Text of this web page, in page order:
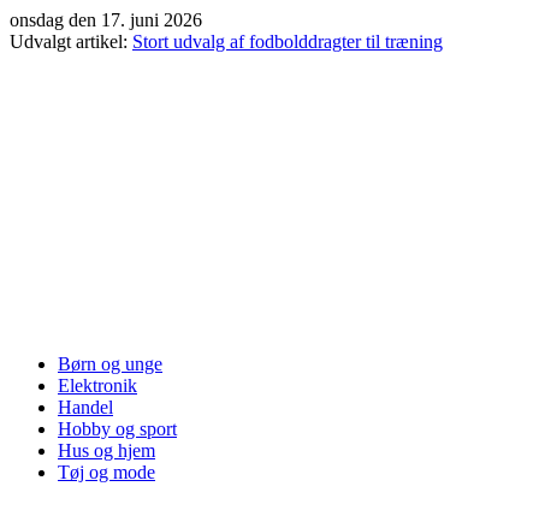
Videre
til
onsdag den 17. juni 2026
Udvalgt artikel: Stort udvalg af fodbolddragter til træning
Børn og unge
Elektronik
Handel
Hobby og sport
Hus og hjem
Tøj og mode